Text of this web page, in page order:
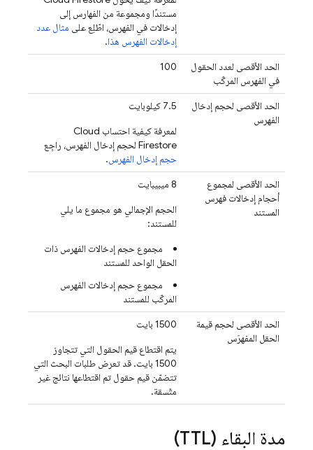
مستندًا ومجموعة من الفهارس إلى
إدخالات في الفهرس، اطّلِع على مثال عدد
إدخالات الفهرس هذا.
الحد الأقصى لعدد الحقول
في الفهرس المركّب
100
الحد الأقصى لحجم إدخال
الفهرس
‫7.5 كيلوبايت
لمعرفة كيفية احتساب Cloud
Firestore لحجم إدخال الفهرس، راجِع
حجم إدخال الفهرس.
الحد الأقصى لمجموع
أحجام إدخالات فهرس
المستند
‫8 ميبيبايت
الحجم الإجمالي هو مجموع ما يلي
للمستند:
مجموع حجم إدخالات الفهرس ذات
الحقل الواحد للمستند
مجموع حجم إدخالات الفهرس
المركّب للمستند
الحد الأقصى لحجم قيمة
الحقل المفهرَس
‫1500 بايت
يتم اقتطاع قيم الحقول التي تتجاوز
1500 بايت. قد تعرض طلبات البحث التي
تتضمّن قيم حقول تم اقتطاعها نتائج غير
متّسقة.
مدة البقاء (TTL)